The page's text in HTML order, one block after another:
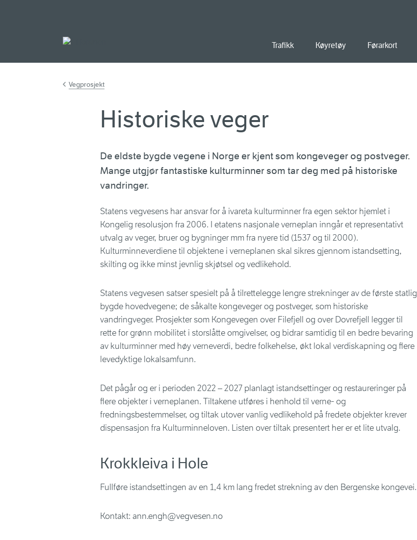
Trafikk Køyretøy Førarkort
Vegprosjekt
Historiske veger
De eldste bygde vegene i Norge er kjent som kongeveger og postveger.
Mange utgjør fantastiske kulturminner som tar deg med på historiske
vandringer.
Statens vegvesens har ansvar for å ivareta kulturminner fra egen sektor hjemlet i
Kongelig resolusjon fra 2006. I etatens nasjonale verneplan inngår et representativt
utvalg av veger, bruer og bygninger mm fra nyere tid (1537 og til 2000).
Kulturminneverdiene til objektene i verneplanen skal sikres gjennom istandsetting,
skilting og ikke minst jevnlig skjøtsel og vedlikehold.
Statens vegvesen satser spesielt på å tilrettelegge lengre strekninger av de første statlig
bygde hovedvegene; de såkalte kongeveger og postveger, som historiske
vandringveger. Prosjekter som Kongevegen over Filefjell og over Dovrefjell legger til
rette for grønn mobilitet i storslåtte omgivelser, og bidrar samtidig til en bedre bevaring
av kulturminner med høy verneverdi, bedre folkehelse, økt lokal verdiskapning og flere
levedyktige lokalsamfunn.
Det pågår og er i perioden 2022 – 2027 planlagt istandsettinger og restaureringer på
flere objekter i verneplanen. Tiltakene utføres i henhold til verne- og
fredningsbestemmelser, og tiltak utover vanlig vedlikehold på fredete objekter krever
dispensasjon fra Kulturminneloven. Listen over tiltak presentert her er et lite utvalg.
Krokkleiva i Hole
Fullføre istandsettingen av en 1,4 km lang fredet strekning av den Bergenske kongevei.
Kontakt: ann.engh@vegvesen.no